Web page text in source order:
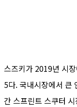
스즈키가 2019년 시
5다. 국내시장에서 큰
간 스프린트 스쿠터